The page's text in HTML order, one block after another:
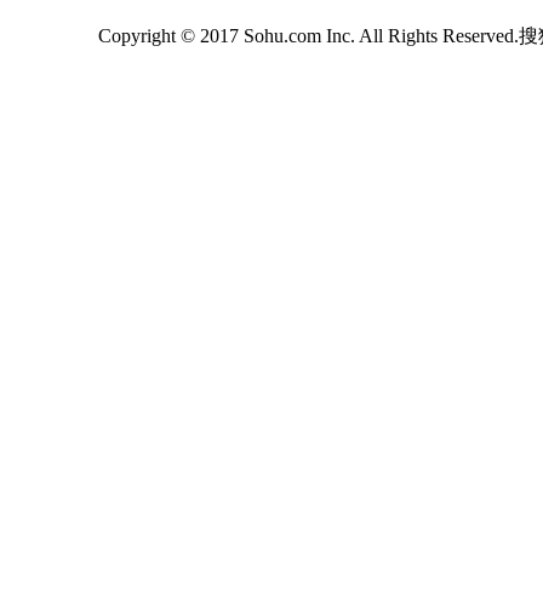
Copyright © 2017 Sohu.com Inc. All Rights Reserved.